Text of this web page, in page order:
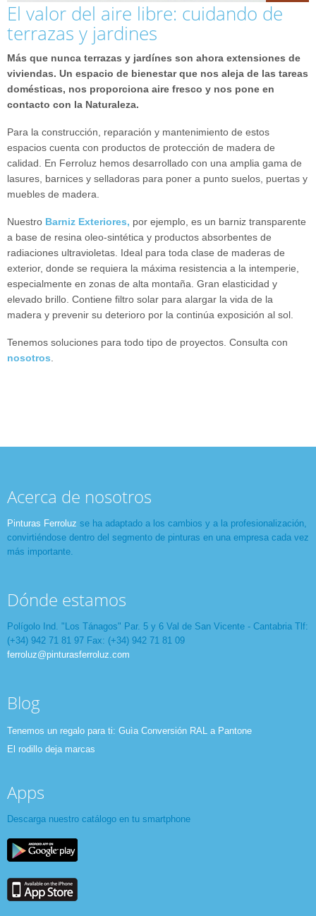
El valor del aire libre: cuidando de
terrazas y jardines
Más que nunca terrazas y jardínes son ahora extensiones de
viviendas. Un espacio de bienestar que nos aleja de las tareas
domésticas, nos proporciona aire fresco y nos pone en
contacto con la Naturaleza.
Para la construcción, reparación y mantenimiento de estos
espacios cuenta con productos de protección de madera de
calidad. En Ferroluz hemos desarrollado con una amplia gama de
lasures, barnices y selladoras para poner a punto suelos, puertas y
muebles de madera.
Nuestro Barniz Exteriores, por ejemplo, es un barniz transparente
a base de resina oleo-sintética y productos absorbentes de
radiaciones ultravioletas. Ideal para toda clase de maderas de
exterior, donde se requiera la máxima resistencia a la intemperie,
especialmente en zonas de alta montaña. Gran elasticidad y
elevado brillo. Contiene filtro solar para alargar la vida de la
madera y prevenir su deterioro por la continúa exposición al sol.
Tenemos soluciones para todo tipo de proyectos. Consulta con
nosotros
Acerca de nosotros
Pinturas Ferroluz se ha adaptado a los cambios y a la profesionalización,
convirtiéndose dentro del segmento de pinturas en una empresa cada vez
más importante.
Dónde estamos
Polígolo Ind. "Los Tánagos" Par. 5 y 6 Val de San Vicente - Cantabria Tlf:
(+34) 942 71 81 97 Fax: (+34) 942 71 81 09
ferroluz@pinturasferroluz.com
Blog
Tenemos un regalo para ti: Guìa Conversión RAL a Pantone
El rodillo deja marcas
Apps
Descarga nuestro catálogo en tu smartphone